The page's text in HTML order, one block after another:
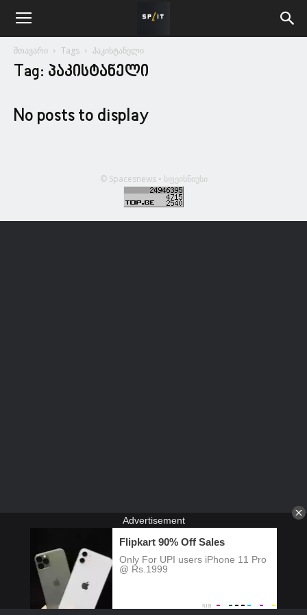
მთავარი Tags პაკისტანელი
Tag: პაკისტანელი
No posts to display
© Spacesnews • სფეისნიუსი